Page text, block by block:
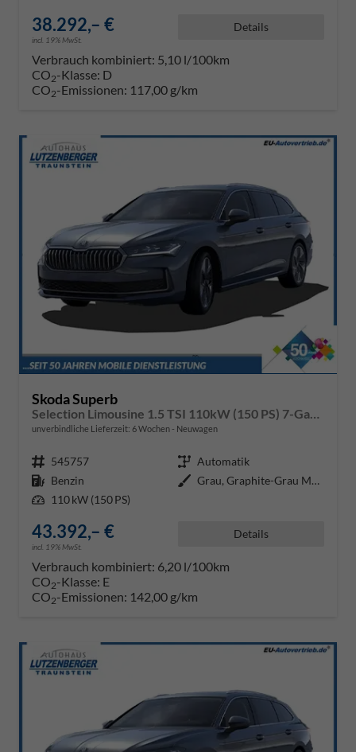
38.292,– €
incl. 19% MwSt.
Details
Verbrauch kombiniert: 5,10 l/100km
CO2-Klasse: D
CO2-Emissionen: 117,00 g/km
Skoda Superb
unverbindliche Lieferzeit: 6 Wochen Neuwagen
Fahrzeugnr. 545757 Getriebe Automatik
Kraftstoff Benzin Außenfarbe
Grau, Graphite-Grau Metallic (5X
Leistung 110 kW (150 PS)
43.392,– €
incl. 19% MwSt.
Details
Verbrauch kombiniert: 6,20 l/100km
CO2-Klasse: E
CO2-Emissionen: 142,00 g/km